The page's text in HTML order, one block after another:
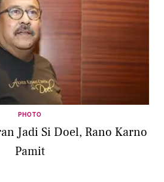
PHOTO
Jadi Si Doel, Rano Karno
Pamit